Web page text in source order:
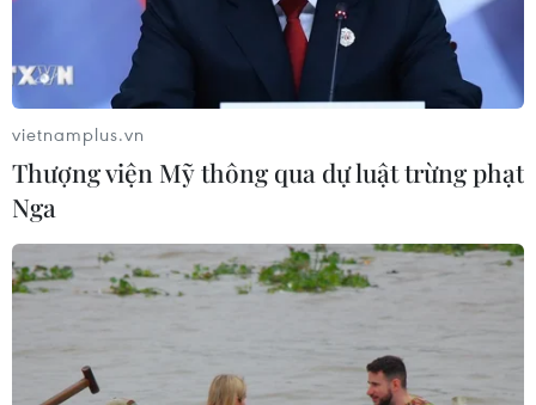
Asad ở miền Tây nước này.
vietnamplus.vn
Thượng viện Mỹ thông qua dự luật trừng phạt
Nga